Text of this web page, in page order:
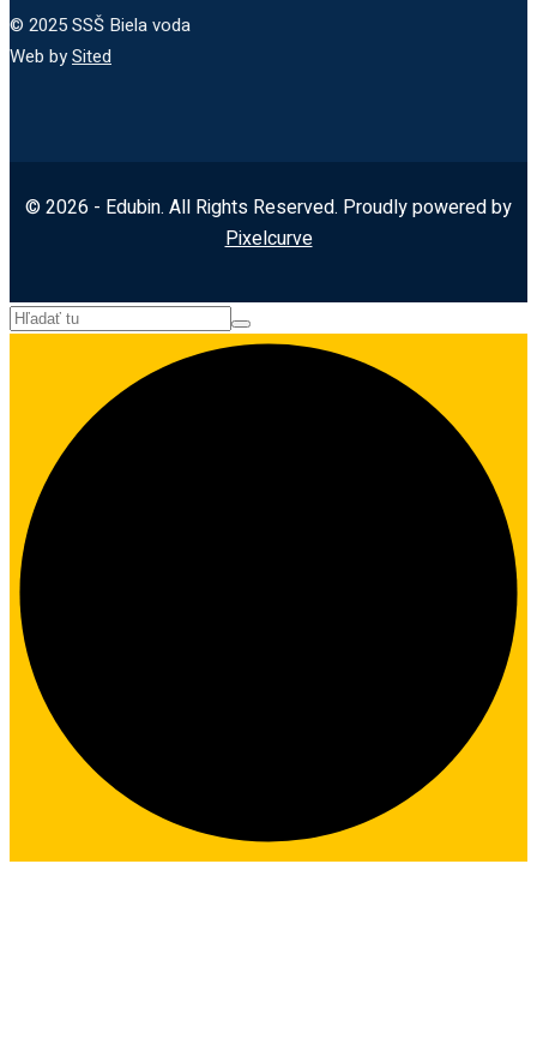
© 2025 SSŠ Biela voda
Web bySited
© 2026 - Edubin. All Rights Reserved. Proudly powered by
Pixelcurve